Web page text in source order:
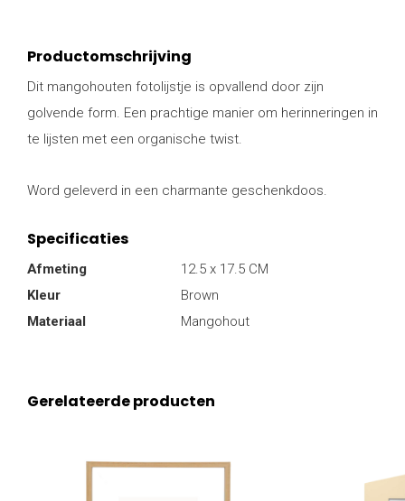
Productomschrijving
Dit mangohouten fotolijstje is opvallend door zijn
golvende form. Een prachtige manier om herinneringen in
te lijsten met een organische twist.
Word geleverd in een charmante geschenkdoos.
Specificaties
Afmeting
12.5 x 17.5 CM
Kleur
Brown
Materiaal
Mangohout
Gerelateerde producten